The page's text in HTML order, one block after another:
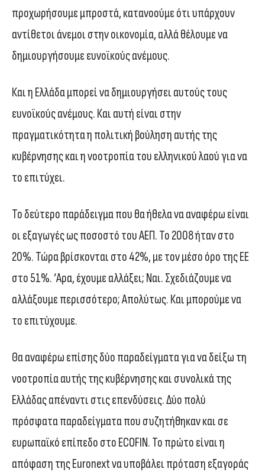
προχωρήσουμε μπροστά, κατανοούμε ότι υπάρχουν
αντίθετοι άνεμοι στην οικονομία, αλλά θέλουμε να
δημιουργήσουμε ευνοϊκούς ανέμους.
Και η Ελλάδα μπορεί να δημιουργήσει αυτούς τους
ευνοϊκούς ανέμους. Και αυτή είναι στην
πραγματικότητα η πολιτική βούληση αυτής της
κυβέρνησης και η νοοτροπία του ελληνικού λαού για να
το επιτύχει.
Το δεύτερο παράδειγμα που θα ήθελα να αναφέρω είναι
οι εξαγωγές ως ποσοστό του ΑΕΠ. Το 2008 ήταν στο
20%. Τώρα βρίσκονται στο 42%, με τον μέσο όρο της ΕΕ
στο 51%. ‘Αρα, έχουμε αλλάξει; Ναι. Σχεδιάζουμε να
αλλάξουμε περισσότερο; Απολύτως. Και μπορούμε να
το επιτύχουμε.
Θα αναφέρω επίσης δύο παραδείγματα για να δείξω τη
νοοτροπία αυτής της κυβέρνησης και συνολικά της
Ελλάδας απέναντι στις επενδύσεις. Δύο πολύ
πρόσφατα παραδείγματα που συζητήθηκαν και σε
ευρωπαϊκό επίπεδο στο ECOFIN. Το πρώτο είναι η
απόφαση της Euronext να υποβάλει πρόταση εξαγοράς